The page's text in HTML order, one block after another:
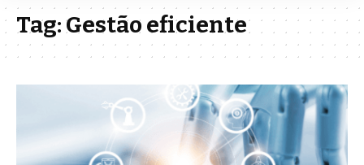
Tag:Gestão eficiente